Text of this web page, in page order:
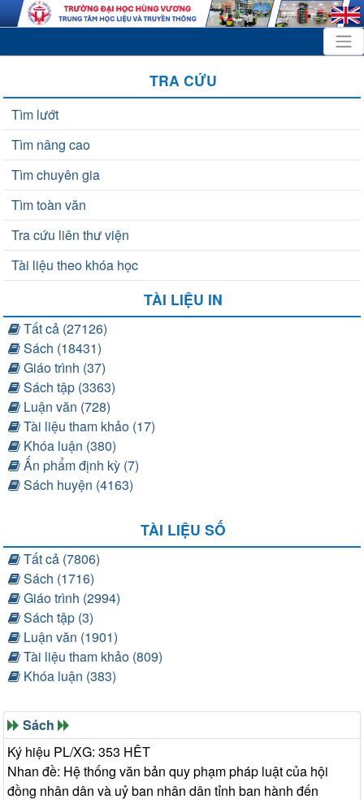
TRA CỨU
Tìm lướt
Tìm nâng cao
Tìm chuyên gia
Tìm toàn văn
Tra cứu liên thư viện
Tài liệu theo khóa học
TÀI LIỆU IN
Tất cả (27126)
Sách (18431)
Giáo trình (37)
Sách tập (3363)
Luận văn (728)
Tài liệu tham khảo (17)
Khóa luận (380)
Ấn phẩm định kỳ (7)
Sách huyện (4163)
TÀI LIỆU SỐ
Tất cả (7806)
Sách (1716)
Giáo trình (2994)
Sách tập (3)
Luận văn (1901)
Tài liệu tham khảo (809)
Khóa luận (383)
Sách
Ký hiệu PL/XG: 353 HÊT
Nhan đề: Hệ thống văn bản quy phạm pháp luật của hội
đồng nhân dân và uỷ ban nhân dân tỉnh ban hành đến